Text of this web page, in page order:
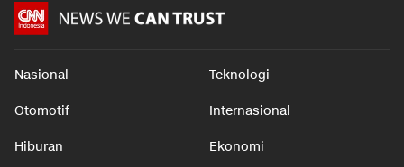
Nasional Teknologi
Otomotif Internasional
Hiburan Ekonomi